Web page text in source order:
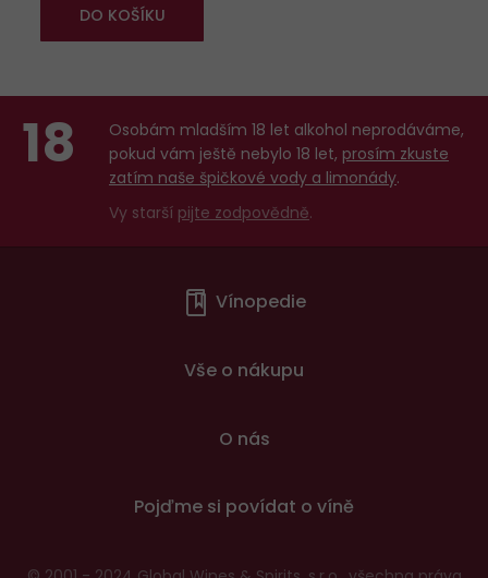
DO KOŠÍKU
18
Osobám mladším 18 let alkohol neprodáváme,
pokud vám ještě nebylo 18 let, prosím zkuste
zatím naše špičkové vody a limonády.
Vy starší pijte zodpovědně.
Vínopedie
Vše o nákupu
O nás
Pojďme si povídat o víně